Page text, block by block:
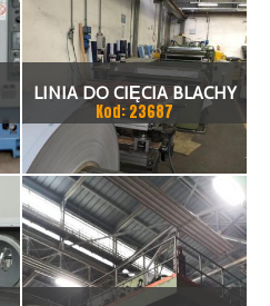
LINIA DO CIĘCIA BLACHY
1.500 X 1,5 (2,5) MM
Kod: 23687